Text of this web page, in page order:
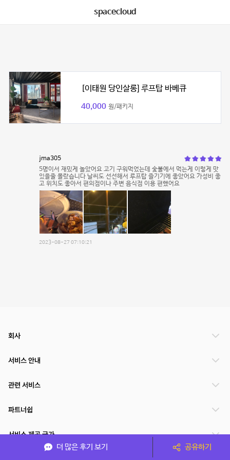
spacecloud
[이태원 당인살롱] 루프탑 바베큐
40,000 원/패키지
jma305
5명이서 재밌게 놀았어요 고기 구워먹었는데 숯불에서 먹는게 이렇게 맛
있을줄 몰랐습니다 날씨도 선선해서 루프탑 즐기기에 좋았어요 가성비 좋
고 위치도 좋아서 편의점이나 주변 음식점 이용 편했어요
2023-08-27 07:10:21
더 많은 후기 보기 공유하기
회사
서비스 안내
관련 서비스
파트너쉽
서비스 제공 국가